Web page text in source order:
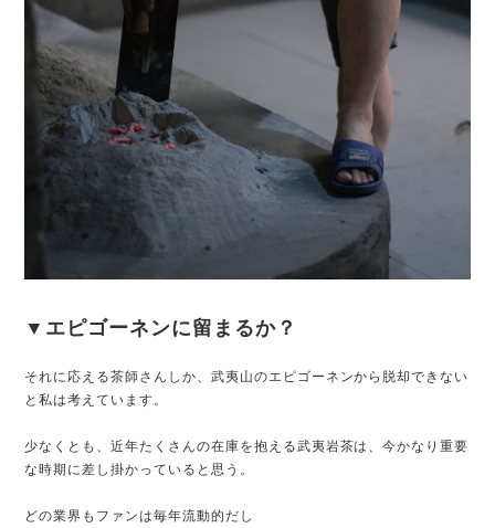
▼エピゴーネンに留まるか？
それに応える茶師さんしか、武夷山のエピゴーネンから脱却できない
と私は考えています。
少なくとも、近年たくさんの在庫を抱える武夷岩茶は、今かなり重要
な時期に差し掛かっていると思う。
どの業界もファンは毎年流動的だし